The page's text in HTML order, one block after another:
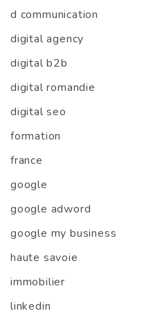
d communication
digital agency
digital b2b
digital romandie
digital seo
formation
france
google
google adword
google my business
haute savoie
immobilier
linkedin